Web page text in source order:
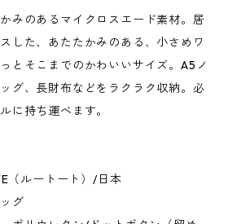
みのあるマイクロスエード素材。居
した、あたたかみのある、小さめワ
とそこまでのかわいいサイズ。A5ノ
グ、長財布などをラクラク収納。必
に持ち運べます。
（ルートート）/日本
グ